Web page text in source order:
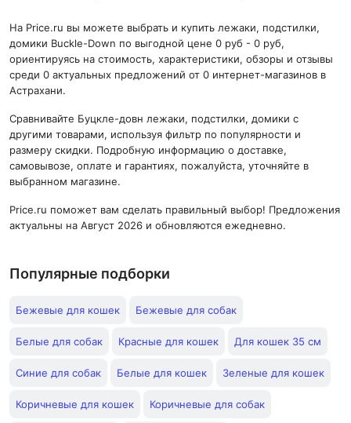
На Price.ru вы можете выбрать и купить лежаки, подстилки,
домики Buckle-Down по выгодной цене 0 руб - 0 руб,
ориентируясь на стоимость, характеристики, обзоры и отзывы
среди 0 актуальных предложений от 0 интернет-магазинов в
Астрахани.
Сравнивайте Буцкле-довн лежаки, подстилки, домики с
другими товарами, используя фильтр по популярности и
размеру скидки. Подробную информацию о доставке,
самовывозе, оплате и гарантиях, пожалуйста, уточняйте в
выбранном магазине.
Price.ru поможет вам сделать правильный выбор! Предложения
актуальны на Август 2026 и обновляются ежедневно.
Популярные подборки
Бежевые для кошек Бежевые для собак
Белые для собак Красные для кошек Для кошек 35 см
Синие для собак Белые для кошек Зеленые для кошек
Коричневые для кошек Коричневые для собак